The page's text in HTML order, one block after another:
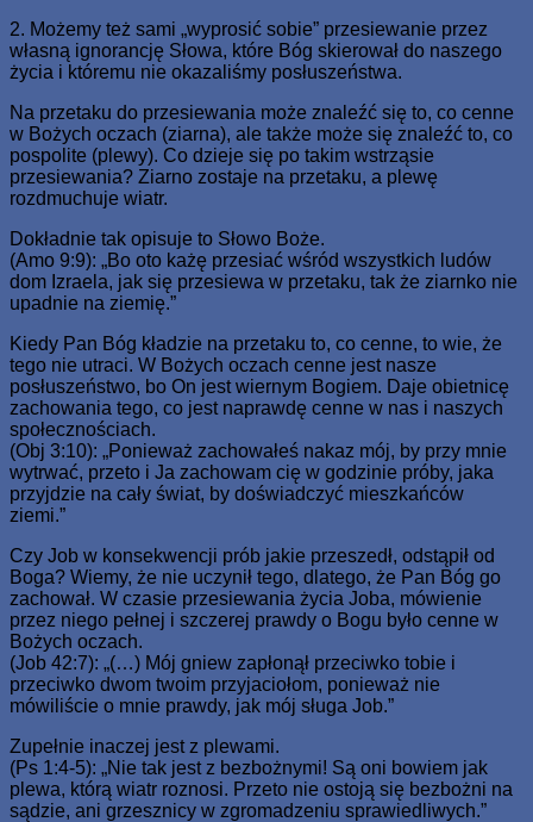
2. Możemy też sami „wyprosić sobie” przesiewanie przez
własną ignorancję Słowa, które Bóg skierował do naszego
życia i któremu nie okazaliśmy posłuszeństwa.
Na przetaku do przesiewania może znaleźć się to, co cenne
w Bożych oczach (ziarna), ale także może się znaleźć to, co
pospolite (plewy). Co dzieje się po takim wstrząsie
przesiewania? Ziarno zostaje na przetaku, a plewę
rozdmuchuje wiatr.
Dokładnie tak opisuje to Słowo Boże.
(Amo 9:9): „Bo oto każę przesiać wśród wszystkich ludów
dom Izraela, jak się przesiewa w przetaku, tak że ziarnko nie
upadnie na ziemię.”
Kiedy Pan Bóg kładzie na przetaku to, co cenne, to wie, że
tego nie utraci. W Bożych oczach cenne jest nasze
posłuszeństwo, bo On jest wiernym Bogiem. Daje obietnicę
zachowania tego, co jest naprawdę cenne w nas i naszych
społecznościach.
(Obj 3:10): „Ponieważ zachowałeś nakaz mój, by przy mnie
wytrwać, przeto i Ja zachowam cię w godzinie próby, jaka
przyjdzie na cały świat, by doświadczyć mieszkańców
ziemi.”
Czy Job w konsekwencji prób jakie przeszedł, odstąpił od
Boga? Wiemy, że nie uczynił tego, dlatego, że Pan Bóg go
zachował. W czasie przesiewania życia Joba, mówienie
przez niego pełnej i szczerej prawdy o Bogu było cenne w
Bożych oczach.
(Job 42:7): „(…) Mój gniew zapłonął przeciwko tobie i
przeciwko dwom twoim przyjaciołom, ponieważ nie
mówiliście o mnie prawdy, jak mój sługa Job.”
Zupełnie inaczej jest z plewami.
(Ps 1:4-5): „Nie tak jest z bezbożnymi! Są oni bowiem jak
plewa, którą wiatr roznosi. Przeto nie ostoją się bezbożni na
sądzie, ani grzesznicy w zgromadzeniu sprawiedliwych.”